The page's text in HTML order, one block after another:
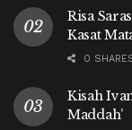
Risa
Kasat
0
Kisah
Maddah’